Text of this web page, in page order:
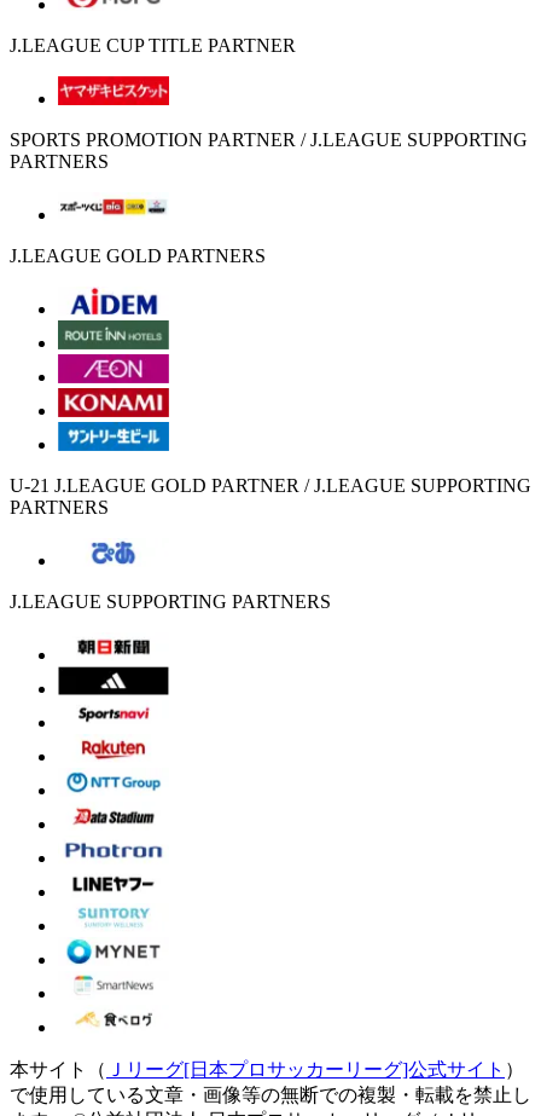
J.LEAGUE CUP TITLE PARTNER
SPORTS PROMOTION PARTNER / J.LEAGUE SUPPORTING
PARTNERS
J.LEAGUE GOLD PARTNERS
U-21 J.LEAGUE GOLD PARTNER / J.LEAGUE SUPPORTING
PARTNERS
J.LEAGUE SUPPORTING PARTNERS
本サイト（ Ｊリーグ[日本プロサッカーリーグ]公式サイト ）
で使用している文章・画像等の無断での複製・転載を禁止し